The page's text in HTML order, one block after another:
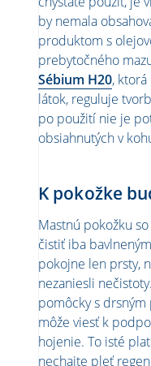
by nemala
produktom s
prebytočného
Sébium H20,
látok, reguluje
po použití nie je
obsiahnutých v
K pokožke
Mastnú pokožku
čistiť iba
pokojne len prsty,
nezaniesli
pomôcky s
môže viesť k
hojenie. To isté
nechajte pleť